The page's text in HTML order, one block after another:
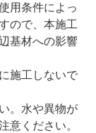
用条件によっ
ので、本施工
基材への影響
施工しないで
。水や異物が
意ください。